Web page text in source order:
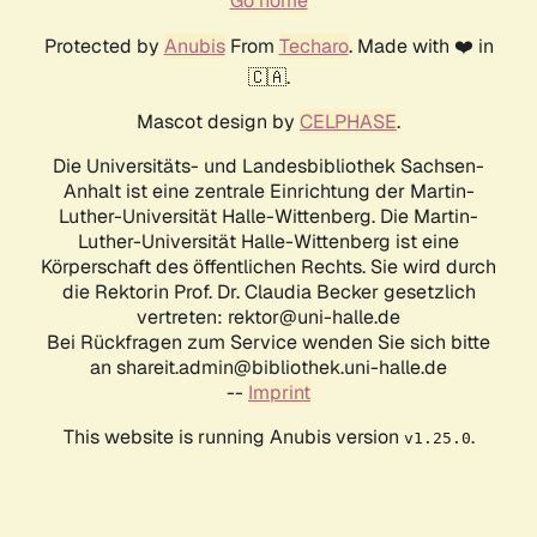
Protected by AnubisFrom Techaro. Made with ❤️ in
🇨🇦.
Mascot design by CELPHASE.
Die Universitäts- und Landesbibliothek Sachsen-
Anhalt ist eine zentrale Einrichtung der Martin-
Luther-Universität Halle-Wittenberg. Die Martin-
Luther-Universität Halle-Wittenberg ist eine
Körperschaft des öffentlichen Rechts. Sie wird durch
die Rektorin Prof. Dr. Claudia Becker gesetzlich
vertreten: rektor@uni-halle.de
Bei Rückfragen zum Service wenden Sie sich bitte
an shareit.admin@bibliothek.uni-halle.de
-- Imprint
This website is running Anubis version v1.25.0.